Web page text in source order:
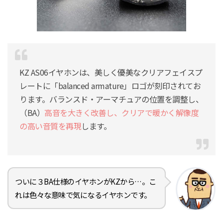
KZ AS06イヤホンは、美しく優美なクリアフェイスプ
レートに「balanced armature」ロゴが刻印されてお
ります。バランスド・アーマチュアの位置を調整し、
（BA） 高音を大きく改善し、クリアで暖かく解像度
の高い音質を再現します。
ついに３BA仕様のイヤホンがKZから…。こ
れは色々な意味で気になるイヤホンです。